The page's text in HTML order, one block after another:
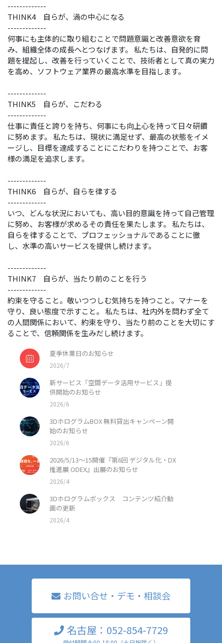
夏季休業日のお知らせ
2026/7
新サービス「空間データ活用サービス」提
供開始のお知らせ
2026/6
3DホログラムBOX 無料貸出キャンペーン開
始のお知らせ
2026/6
2026/5/13〜15開催『第6回 デジタル化・DX
推進展 ODEX』出展のお知らせ
2026/4
3Dホログラムボックス コンテンツ紹介動
画の更新
2026/4
-------------
THINK4 自らが、渦の中心になる
-------------
何事にも主体的に取り組むことで問題意識と改善意欲を育
み、組織全体の成長へとつなげます。 私たちは、自発的に問
題を提起し、改善を行っていくことで、技術者として真の実力
を高め、ソフトウェア業界の最高水準を目指します。
-------------
THINK5 自らが、こだわる
-------------
仕事に責任と誇りを持ち、何事にも向上心を持って日々研鑽
に努めます。 私たちは、現状に満足せず、最高の状態をイメ
ージし、目標を達成することにこだわりを持つことで、お客
様の満足を追求します。
-------------
THINK6 自らが、自らを律する
-------------
いつ、どんな状況においても、高い目的意識を持って自己管理
に努め、お客様が求めるその責任を果たします。 私たちは、
自らを律することで、プロフェッショナルであることに徹
し、水準の高いサービスを提供し続けます。
-------------
THINK7 自らが、当たり前のことを行う
-------------
約束を守ること。敬いつつしむ気持ちを持つこと。マナーを
守り、良い態度で示すこと。 私たちは、社内外を問わず全て
の人間関係において、約束を守り、当たり前のことを大切にす
ることで、信頼関係を生みだし続けます。
お問い合せ・デモ・相談会
名古屋：052-854-7729